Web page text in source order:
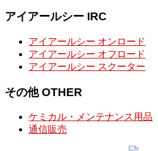
アイアールシー IRC
アイアールシー オンロード
アイアールシー オフロード
アイアールシー スクーター
その他 OTHER
ケミカル・メンテナンス用品
通信販売